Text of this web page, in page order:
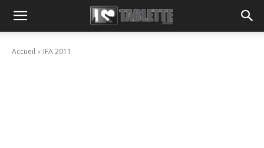
Accueil IFA 2011